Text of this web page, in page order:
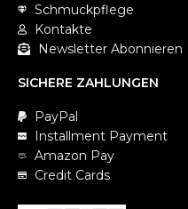
Schmuckpflege
Kontakte
Newsletter Abonnieren
SICHERE ZAHLUNGEN
PayPal
Installment Payment
Amazon Pay
Credit Cards